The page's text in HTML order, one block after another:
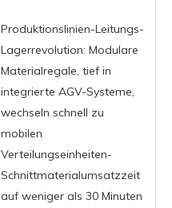
Produktionslinien-Leitungs-
Lagerrevolution: Modulare
Materialregale, tief in
integrierte AGV-Systeme,
wechseln schnell zu
mobilen
Verteilungseinheiten-
Schnittmaterialumsatzzeit
auf weniger als 30 Minuten